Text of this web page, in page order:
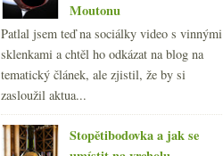
Moutonu
Patlal jsem teď na sociálky video s vinnými
sklenkami a chtěl ho odkázat na blog na
tematický článek, ale zjistil, že by si
zasloužil aktua...
Stopětibodovka a jak se